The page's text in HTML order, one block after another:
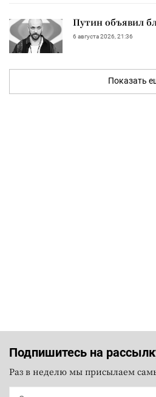
Путин объявил
6 августа 2026, 21:36
Показать
Подпишитесь на
Раз в неделю мы присылаем